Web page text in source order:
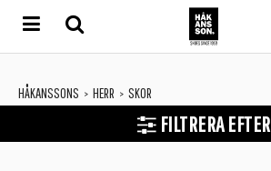
HÅKANSSONS > HERR > SKOR
FILTRERA EFTER